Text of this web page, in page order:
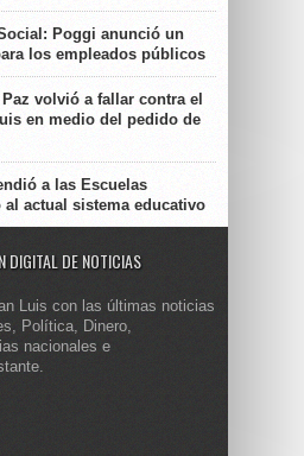
Poggi anunció un
los empleados públicos
volvió a fallar contra el
en medio del pedido de
a las Escuelas
al actual sistema educativo
DIGITAL DE NOTICIAS
Luis con las últimas noticias
Política, Dinero,
nacionales e